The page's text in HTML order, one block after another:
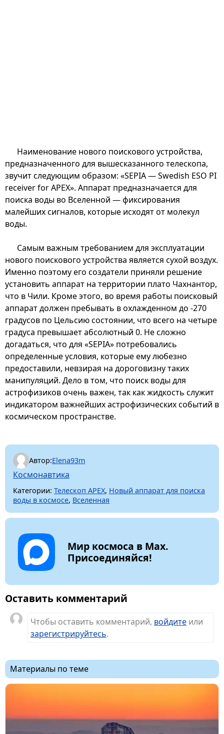
Наименование нового поискового устройства,
предназначенного для вышесказанного телескопа,
звучит следующим образом: «SEPIA — Swedish ESO PI
receiver for APEX». Аппарат предназначается для
поиска воды во Вселенной — фиксирования
малейших сигналов, которые исходят от молекул
воды.
Самым важным требованием для эксплуатации
нового поискового устройства является сухой воздух.
Именно поэтому его создатели приняли решение
установить аппарат на территории плато Чахнантор,
что в Чили. Кроме этого, во время работы поисковый
аппарат должен пребывать в охлажденном до -270
градусов по Цельсию состоянии, что всего на четыре
градуса превышает абсолютный 0. Не сложно
догадаться, что для «SEPIA» потребовались
определенные условия, которые ему любезно
предоставили, невзирая на дороговизну таких
манипуляций. Дело в том, что поиск воды для
астрофизиков очень важен, так как жидкость служит
индикатором важнейших астрофизических событий в
космическом пространстве.
Автор:Elena93m
Космонавтика
Категории: Телескоп APEX, Новый аппарат для поиска
воды в космосе, Вселенная
Мир космоса в Max.
Присоединяйся!
Оставить комментарий
Чтобы оставить комментарий, войдите или
зарегистрируйтесь.
Материалы по теме